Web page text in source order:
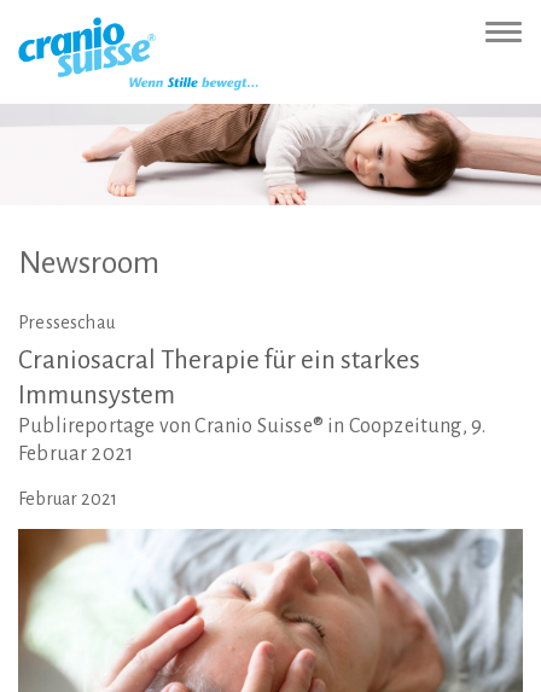
(Accesskey
Hauptnavigation
(Accesskey
Inhalt
(Accesskey
Sprachumschaltung
(Accesskey
Newsroom
Presseschau
Craniosacral Therapie für ein starkes
Immunsystem
Publireportage von Cranio Suisse® in Coopzeitung, 9.
Februar 2021
Februar 2021